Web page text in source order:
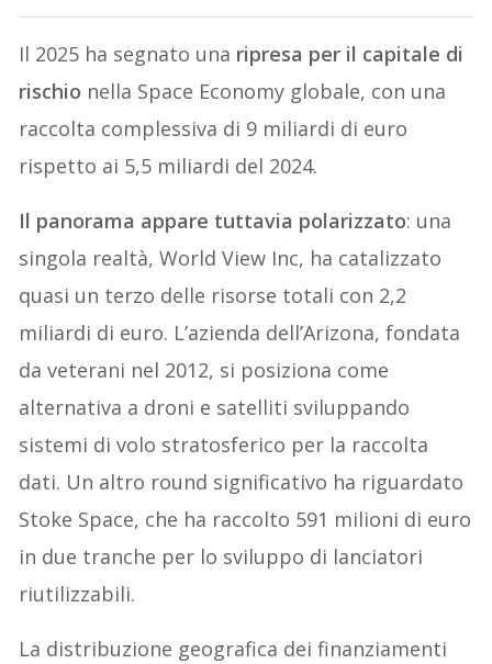
Il 2025 ha segnato una ripresa per il capitale di
rischio nella Space Economy globale, con una
raccolta complessiva di 9 miliardi di euro
rispetto ai 5,5 miliardi del 2024.
Il panorama appare tuttavia polarizzato: una
singola realtà, World View Inc, ha catalizzato
quasi un terzo delle risorse totali con 2,2
miliardi di euro. L’azienda dell’Arizona, fondata
da veterani nel 2012, si posiziona come
alternativa a droni e satelliti sviluppando
sistemi di volo stratosferico per la raccolta
dati. Un altro round significativo ha riguardato
Stoke Space, che ha raccolto 591 milioni di euro
in due tranche per lo sviluppo di lanciatori
riutilizzabili.
La distribuzione geografica dei finanziamenti